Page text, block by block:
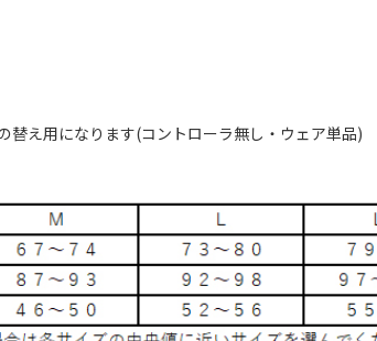
替え用になります(コントローラ無し・ウェア単品)